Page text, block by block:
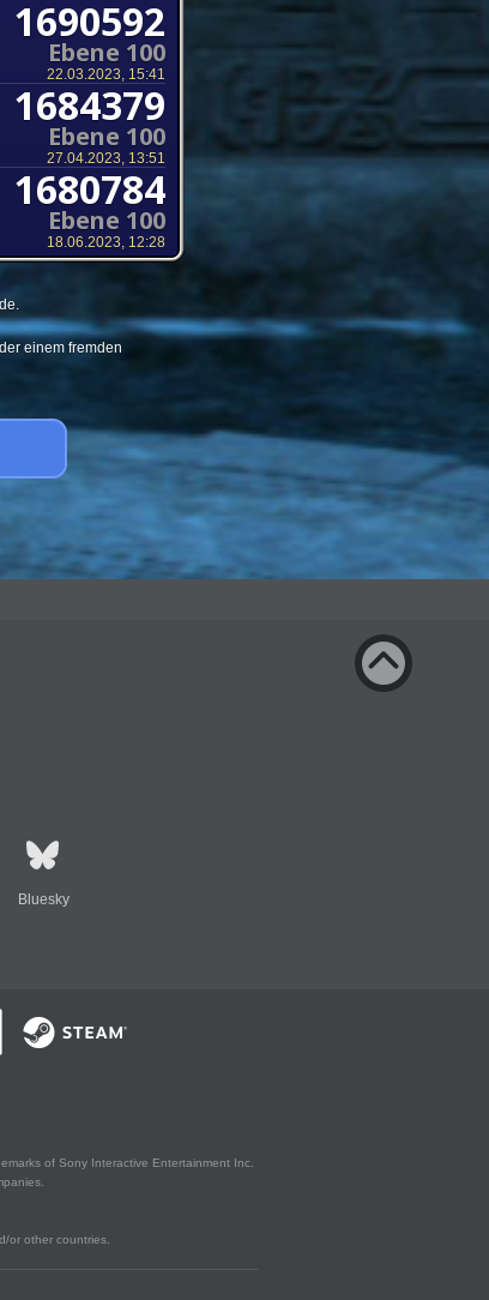
1690592
Ebene 100
22.03.2023, 15:41
1684379
Ebene 100
27.04.2023, 13:51
1680784
Ebene 100
18.06.2023, 12:28
einem fremden
Bluesky
of Sony Interactive Entertainment Inc.
or other countries.